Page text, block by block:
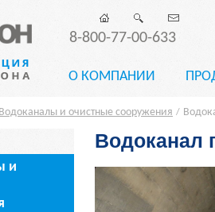
8-800-77-00-633
О КОМПАНИИ
Водоканалы и очистные сооружения /
и
Водоканал